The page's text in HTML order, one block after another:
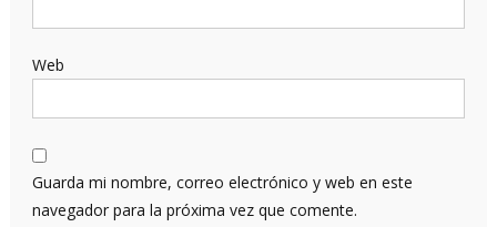
Web
Guarda mi nombre, correo electrónico y web en este
navegador para la próxima vez que comente.